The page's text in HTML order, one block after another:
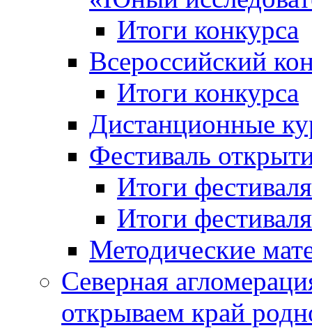
Итоги конкурса
Всероссийский
Итоги конкурса
Дистанционные
Фестиваль
Итоги
Итоги
Методические
Северная
открываем край